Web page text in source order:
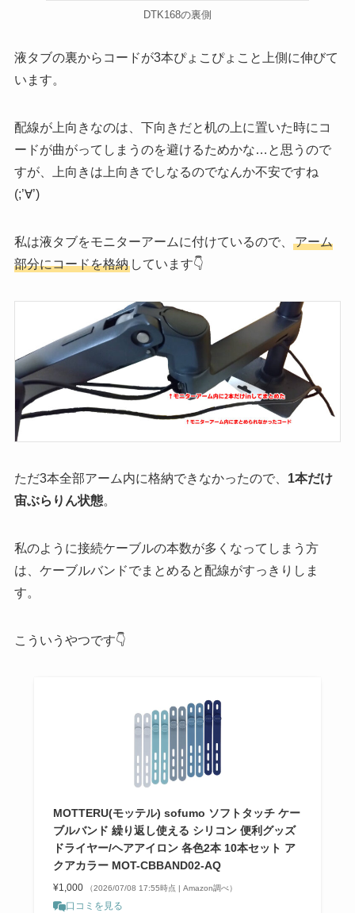
DTK168の裏側
液タブの裏からコードが3本ぴょこぴょこと上側に伸びて
います。
配線が上向きなのは、下向きだと机の上に置いた時にコ
ードが曲がってしまうのを避けるためかな…と思うので
すが、上向きは上向きでしなるのでなんか不安ですね
(;’∀’)
私は液タブをモニターアームに付けているので、
アーム
部分にコードを格納しています👇
ただ3本全部アーム内に格納できなかったので、 1本だけ
宙ぶらりん状態。
私のように接続ケーブルの本数が多くなってしまう方
は、ケーブルバンドでまとめると配線がすっきりしま
す。
こういうやつです👇
MOTTERU(モッテル) sofumo ソフトタッチ ケー
ブルバンド 繰り返し使える シリコン 便利グッズ
ドライヤー/ヘアアイロン 各色2本 10本セット ア
クアカラー MOT-CBBAND02-AQ
¥1,000 （2026/07/08 17:55時点 | Amazon調べ）
口コミを見る